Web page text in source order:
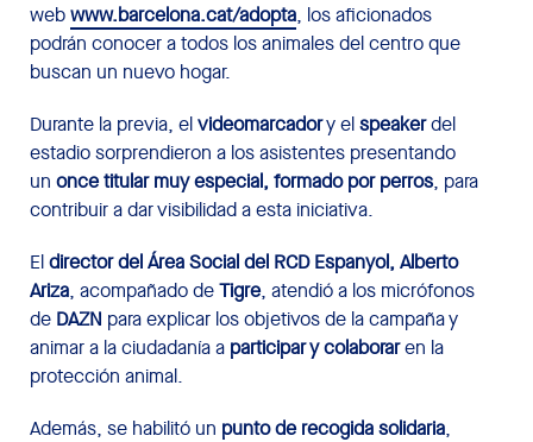
webwww.barcelona.cat/adopta, los aficionados
podrán conocer a todos los animales del centro que
buscan un nuevo hogar.
Durante la previa, elvideomarcadory elspeakerdel
estadio sorprendieron a los asistentes presentando
un once titular muy especial, formado por perros, para
contribuir a dar visibilidad a esta iniciativa.
Eldirector del Área Social del RCD Espanyol, Alberto
Ariza, acompañado deTigre, atendió a los micrófonos
de DAZN para explicar los objetivos de la campaña y
animar a la ciudadanía a participar y colaboraren la
protección animal.
Además, se habilitó un punto de recogida solidaria,